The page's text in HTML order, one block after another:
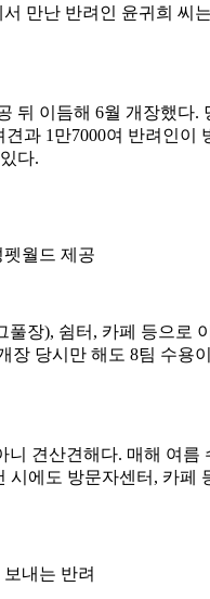
만난 반려인 윤귀희 씨
뒤 이듬해 6월 개장했
과 1만7000여 반려인
다.
월드 제공
장), 쉼터, 카페 등으로
당시만 해도 8팀 수
견산견해다. 매해 여
에도 방문자센터, 카페
내는 반려